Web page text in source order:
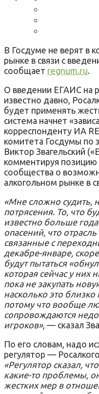
В Госдуме не верят в
рынке в связи с
сообщает regnum.ru.
О введении ЕГАИС на
известно давно,
будет применять
система начнет
корреспонденту ИА
комитета Госдумы по
Виктор Звагельский
комментируя позицию
сообщества о
алкогольном рынке в
«Мне сложно судить,
потрясения. То, что
известно больше
опасений, что
связанные с
декабре-январе,
будут пытаться
которая сейчас у них
пока не закупать
насколько это близко
потому что вообще
сопровождаются
игроков», — сказал
По его словам, надо
регулятор —
«Регулятор сказал,
какие-то проблемы,
жестких мер в